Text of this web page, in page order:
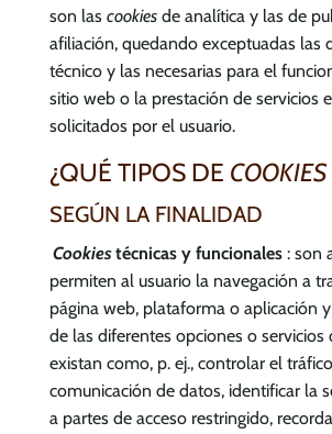
son las cookiesde analítica y las de
afiliación, quedando exceptuadas las
técnico y las necesarias para el
sitio web o la prestación de servicios
solicitados por el usuario.
¿QUÉ TIPOS DE COOKIES
SEGÚN LA FINALIDAD
Cookiestécnicas y funcionales : son
permiten al usuario la navegación a
página web, plataforma o aplicación
de las diferentes opciones o servicios
existan como, p. ej., controlar el
comunicación de datos, identificar la
a partes de acceso restringido,